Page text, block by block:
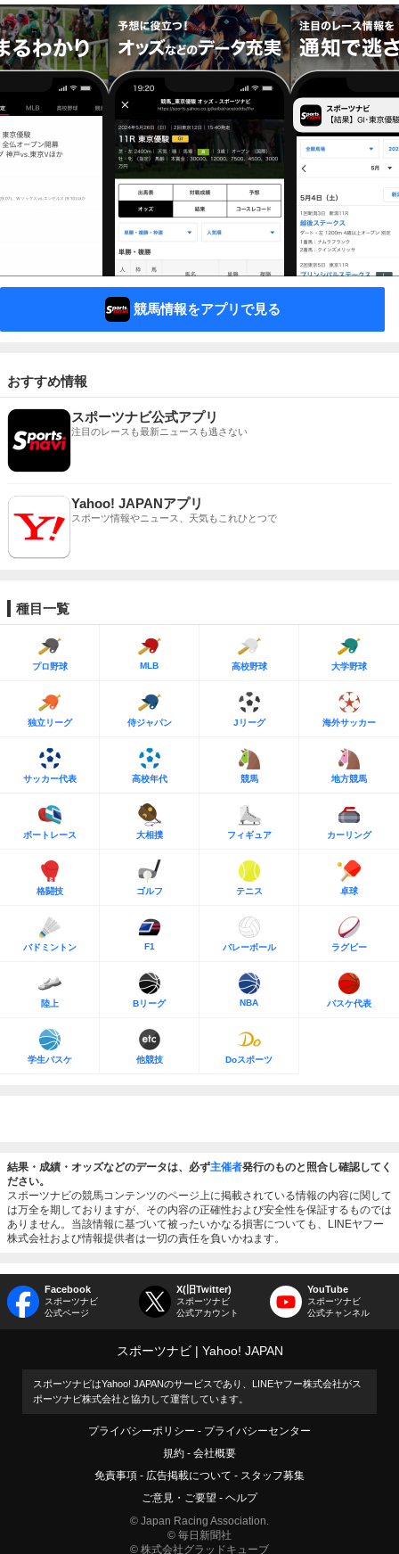
競馬情報をアプリで見る
おすすめ情報
スポーツナビ公式アプリ
注目のレースも最新ニュースも逃さない
Yahoo! JAPANアプリ
スポーツ情報やニュース、天気もこれひとつで
種目一覧
プロ野球 MLB 高校野球 大学野球
独立リーグ 侍ジャパン Jリーグ 海外サッカー
サッカー代表 高校年代 競馬 地方競馬
ボートレース 大相撲 フィギュア カーリング
格闘技 ゴルフ テニス 卓球
バドミントン F1 バレーボール ラグビー
陸上 Bリーグ NBA バスケ代表
学生バスケ 他競技 Doスポーツ
結果・成績・オッズなどのデータは、必ず主催者発行のものと照合し確認してく
ださい。
スポーツナビの競馬コンテンツのページ上に掲載されている情報の内容に関して
は万全を期しておりますが、その内容の正確性および安全性を保証するものでは
ありません。当該情報に基づいて被ったいかなる損害についても、LINEヤフー
株式会社および情報提供者は一切の責任を負いかねます。
Facebook
スポーツナビ
公式ページ
X(旧Twitter)
スポーツナビ
公式アカウント
YouTube
スポーツナビ
公式チャンネル
スポーツナビ Yahoo! JAPAN
スポーツナビはYahoo! JAPANのサービスであり、LINEヤフー株式会社がス
ポーツナビ株式会社と協力して運営しています。
プライバシーポリシー
プライバシーセンター
規約
会社概要
免責事項
広告掲載について
スタッフ募集
ご意見・ご要望
ヘルプ
© Japan Racing Association.
© 毎日新聞社
© 株式会社グラッドキューブ